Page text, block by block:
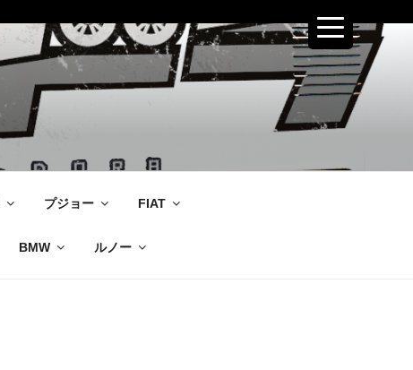
プジョー FIAT
BMW ルノー